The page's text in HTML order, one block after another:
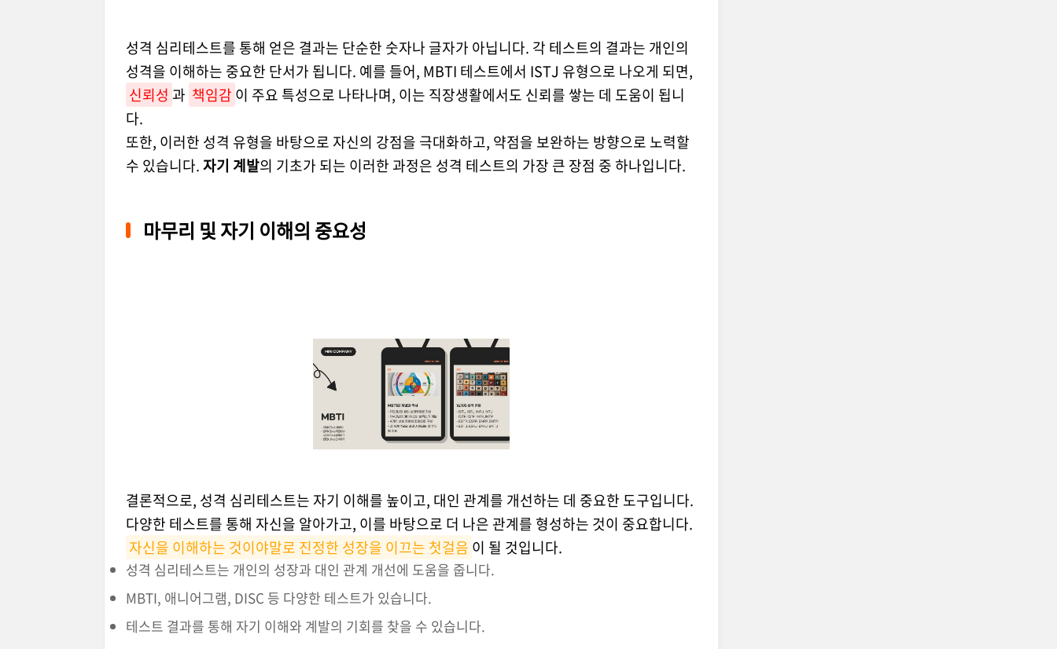
성격 심리테스트를 통해 얻은 결과는 단순한 숫자나 글자가 아닙니다. 각 테스트의 결과는 개인의
성격을 이해하는 중요한 단서가 됩니다. 예를 들어, MBTI 테스트에서 ISTJ 유형으로 나오게 되면,
신뢰성 과 책임감 이 주요 특성으로 나타나며, 이는 직장생활에서도 신뢰를 쌓는 데 도움이 됩니
다.
또한, 이러한 성격 유형을 바탕으로 자신의 강점을 극대화하고, 약점을 보완하는 방향으로 노력할
수 있습니다.자기 계발의 기초가 되는 이러한 과정은 성격 테스트의 가장 큰 장점 중 하나입니다.
마무리 및 자기 이해의 중요성
결론적으로, 성격 심리테스트는 자기 이해를 높이고, 대인 관계를 개선하는 데 중요한 도구입니다.
다양한 테스트를 통해 자신을 알아가고, 이를 바탕으로 더 나은 관계를 형성하는 것이 중요합니다.
자신을 이해하는 것이야말로 진정한 성장을 이끄는 첫걸음 이 될 것입니다.
성격 심리테스트는 개인의 성장과 대인 관계 개선에 도움을 줍니다.
MBTI, 애니어그램, DISC 등 다양한 테스트가 있습니다.
테스트 결과를 통해 자기 이해와 계발의 기회를 찾을 수 있습니다.